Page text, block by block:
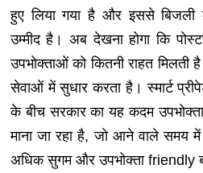
हुए लिया गया है और इससे बिजली
उम्मीद है। अब देखना होगा कि
उपभोक्ताओं को कितनी राहत मिलती
सेवाओं में सुधार करता है। स्मार्ट
के बीच सरकार का यह कदम
माना जा रहा है, जो आने वाले समय में
अधिक सुगम और उपभोक्ता friendly